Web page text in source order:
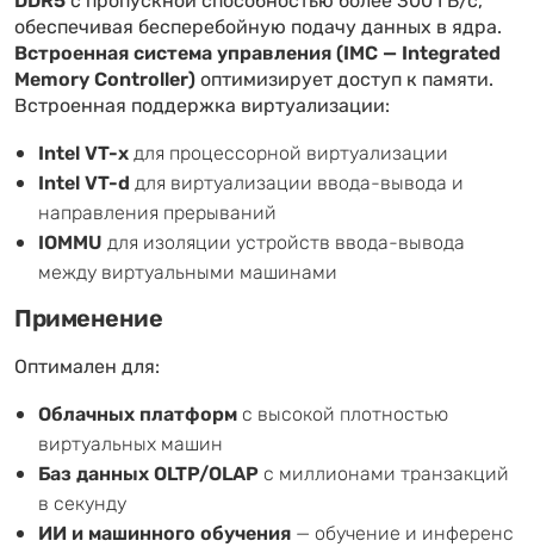
обеспечивая бесперебойную подачу данных в ядра.
Встроенная система управления (IMC — Integrated
Memory Controller)оптимизирует доступ к памяти.
Встроенная поддержка виртуализации:
Intel VT-xдля процессорной виртуализации
Intel VT-d для виртуализации ввода-вывода и
направления прерываний
IOMMU для изоляции устройств ввода-вывода
между виртуальными машинами
Применение
Оптимален для:
Облачных платформ с высокой плотностью
виртуальных машин
Баз данных OLTP/OLAP с миллионами транзакций
в секунду
ИИ и машинного обучения — обучение и инференс